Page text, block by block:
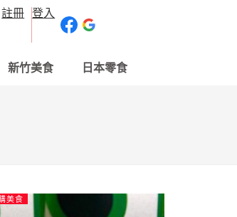
註冊 登入
新竹美食 日本零食
美食